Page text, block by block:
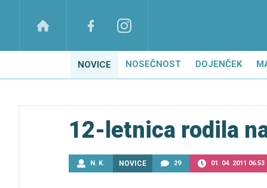
NOVICE NOSEČNOST DOJENČEK
12-letnica rodila
N. K. NOVICE 29 01. 04. 2011 06.53